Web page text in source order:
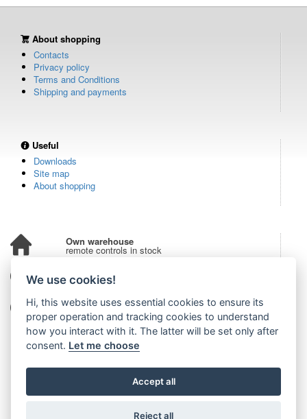
About shopping
Contacts
Privacy policy
Terms and Conditions
Shipping and payments
Useful
Downloads
Site map
About shopping
Own warehouse
remote controls in stock
Over 100,000 customers
from all over the world
Tradition since 2006
more than 20 years on the market
We use cookies!
Hi, this website uses essential cookies to ensure its
proper operation and tracking cookies to understand
how you interact with it. The latter will be set only after
consent. Let me choose
Accept all
Reject all